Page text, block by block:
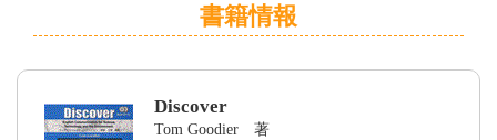
書籍情報
Discover
Tom Goodier 著